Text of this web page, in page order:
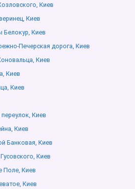
Киев
Киев
Белокур, Киев
Печерская дорога, Киев
Киев
Киев
Киев
Киев
Киев
Банковая, Киев
Киев
Поле, Киев
Киев